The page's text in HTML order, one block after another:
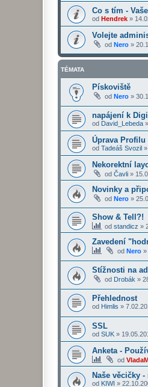
Co s tím -
od Hendrek »
Volejte
od Nero »
TÉMATA
Pískoviště
od Nero »
napájení k
od David_Lebeda »
Úprava Profilu
od Tadeáš Svozil »
Nekorektní
od Čavli »
Novinky a
od Nero »
Show & Tell?!
od standicz »
Zavedení
od Nero »
Stížnosti na
od Drobák »
Přehlednost
od Himlis »
SSL
od SUK »
Anketa -
od VladaM
Naše věcičky -
od KIWI »